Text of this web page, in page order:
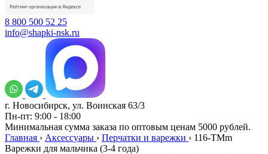
8 800 500 52 25
info@shapki-nsk.ru
г. Новосибирск, ул. Воинская 63/3
Пн-пт: 9:00 - 18:00
Минимальная сумма заказа по оптовым ценам 5000 рублей.
Главная › Аксессуары › Перчатки и варежки › 116-TMm
Варежки для мальчика (3-4 года)